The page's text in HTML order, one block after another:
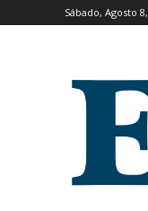
Sábado, Agosto